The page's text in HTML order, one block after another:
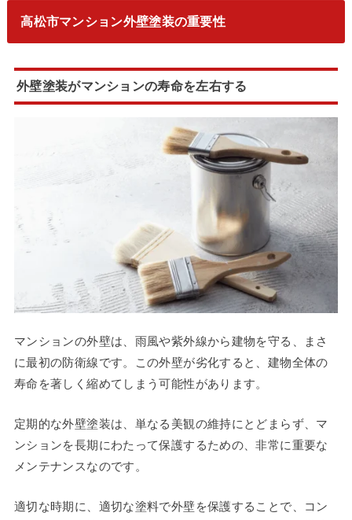
高松市マンション外壁塗装の重要性
外壁塗装がマンションの寿命を左右する
マンションの外壁は、雨風や紫外線から建物を守る、まさ
に最初の防衛線です。この外壁が劣化すると、建物全体の
寿命を著しく縮めてしまう可能性があります。
定期的な外壁塗装は、単なる美観の維持にとどまらず、マ
ンションを長期にわたって保護するための、非常に重要な
メンテナンスなのです。
適切な時期に、適切な塗料で外壁を保護することで、コン